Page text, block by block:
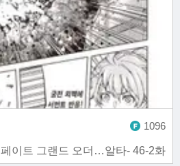
페이트 그랜드 오더…알타- 46-2화
1096